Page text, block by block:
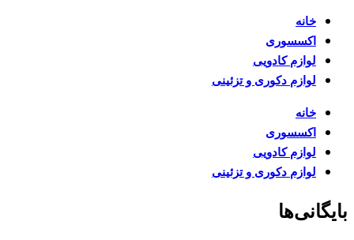
خانه
اکسسوری
لوازم کادویی
لوازم دکوری و تزئینی
خانه
اکسسوری
لوازم کادویی
لوازم دکوری و تزئینی
بایگانی‌ها